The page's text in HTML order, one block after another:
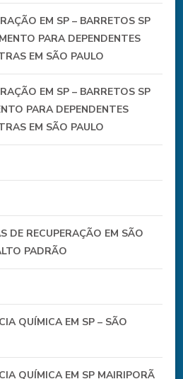
EM SP – BARRETOS SP
PARA DEPENDENTES
EM SÃO PAULO
EM SP – BARRETOS SP
PARA DEPENDENTES
EM SÃO PAULO
DE RECUPERAÇÃO EM SÃO
PADRÃO
QUÍMICA EM SP – SÃO
QUÍMICA EM SP MAIRIPORÃ